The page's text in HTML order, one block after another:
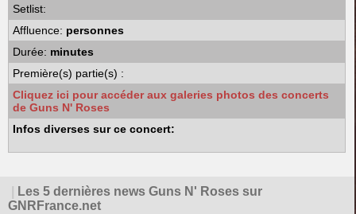
Setlist:
Affluence: personnes
Durée: minutes
Première(s) partie(s) :
Cliquez ici pour accéder aux galeries photos des concerts
de Guns N' Roses
Infos diverses sur ce concert:
Les 5 dernières news Guns N' Roses sur
GNRFrance.net